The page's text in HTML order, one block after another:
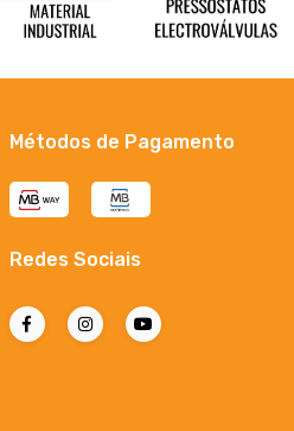
Métodos de Pagamento
Redes Sociais